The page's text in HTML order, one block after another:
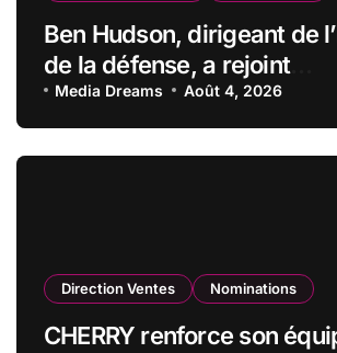
Ben Hudson, dirigeant de
de la défense, a rejoint
CZECHOSLOVAK GROUP
qualité de vice-président
d’administration
Media Dreams Août 4, 2026
Direction Ventes Nominations
CHERRY renforce son